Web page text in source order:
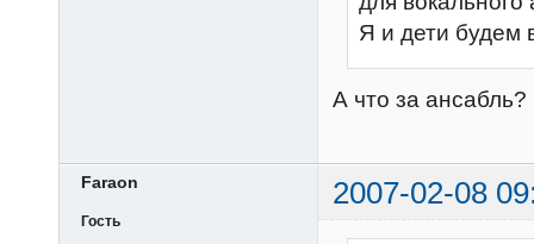
Я и дети будем
А что за ансабль?
Faraon 2007-02-08
Гость